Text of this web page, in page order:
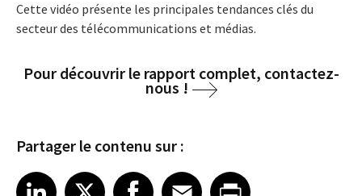
Cette vidéo présente les principales tendances clés du
secteur des télécommunications et médias.
Pour découvrir le rapport complet, contactez-
nous !
Partager le contenu sur :
Share article on LinkedIn
LinkedIn
Share article on XShare article on Facebook
Facebook
Share article on Email
EmailShare article on Print